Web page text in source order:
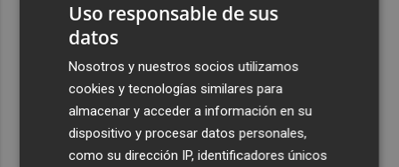
del legado de Jaume I
Una gran cadena humana de cariño y reivindicación se
vuelve a abrazar en las playas por el Mar Menor
Uso responsable de sus
datos
Nosotros y nuestros socios utilizamos
cookies y tecnologías similares para
almacenar y acceder a información en su
dispositivo y procesar datos personales,
como su dirección IP, identificadores únicos